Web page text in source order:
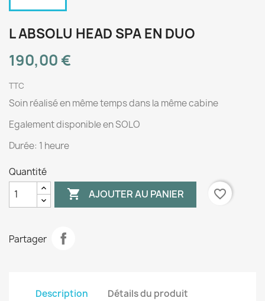
L ABSOLU HEAD SPA EN DUO
190,00 €
TTC
Soin réalisé en même temps dans la même cabine
Egalement disponible en SOLO
Durée: 1 heure
Quantité
 AJOUTER AU PANIER favorite_border
Partager
Description Détails du produit